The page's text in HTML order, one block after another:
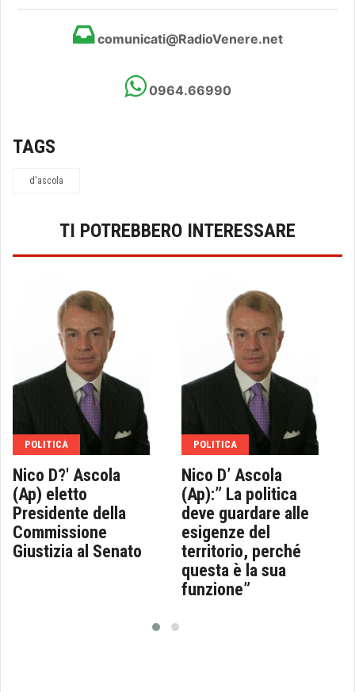
comunicati@RadioVenere.net
0964.66990
TAGS
d'ascola
TI POTREBBERO INTERESSARE
POLITICA
Nico D?' Ascola
(Ap) eletto
Presidente della
Commissione
Giustizia al Senato
POLITICA
Nico D’ Ascola
(Ap):” La politica
deve guardare alle
esigenze del
territorio, perché
questa è la sua
funzione”